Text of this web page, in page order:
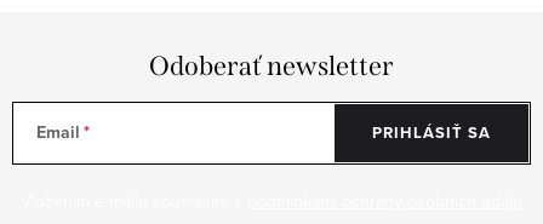
Odoberať newsletter
Email PRIHLÁSIŤ SA